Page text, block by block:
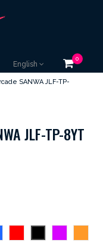
English
0
SANWA JLF-TP-
JLF-TP-8YT